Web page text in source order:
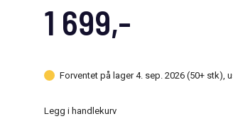
1 699,-
Forventet på lager 4. sep. 2026 (50+ stk),
Legg i handlekurv